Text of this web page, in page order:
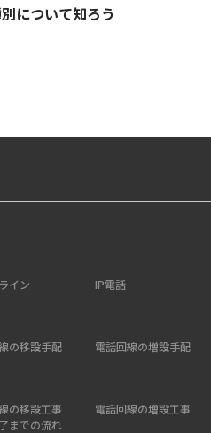
について知ろう
イン IP電話
の移設手配 電話回線の増設手配
の移設工事
電話回線の増設工事
までの流れ